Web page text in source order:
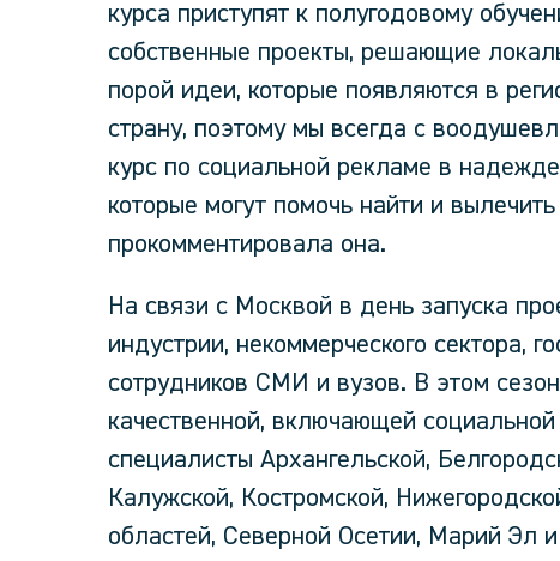
курса приступят к полугодовому
собственные проекты, решающие
порой идеи, которые появляются в
страну, поэтому мы всегда с
курс по социальной рекламе в
которые могут помочь найти и
прокомментировала она.
На связи с Москвой в день запуска
индустрии, некоммерческого сектора,
сотрудников СМИ и вузов. В этом
качественной, включающей
специалисты Архангельской,
Калужской, Костромской,
областей, Северной Осетии, Марий Эл